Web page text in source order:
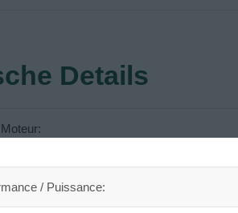
Details
/ Puissance: